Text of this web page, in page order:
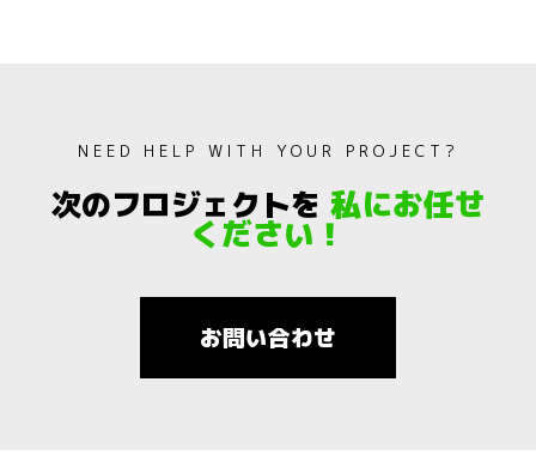
NEED HELP WITH YOUR PROJECT?
次のフロジェクトを 私にお任せ
ください！
お問い合わせ